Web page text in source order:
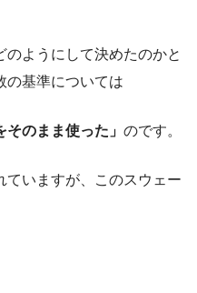
ようにして決めたのかと
の基準については
そのまま使った」 のです。
ていますが、このスウェー